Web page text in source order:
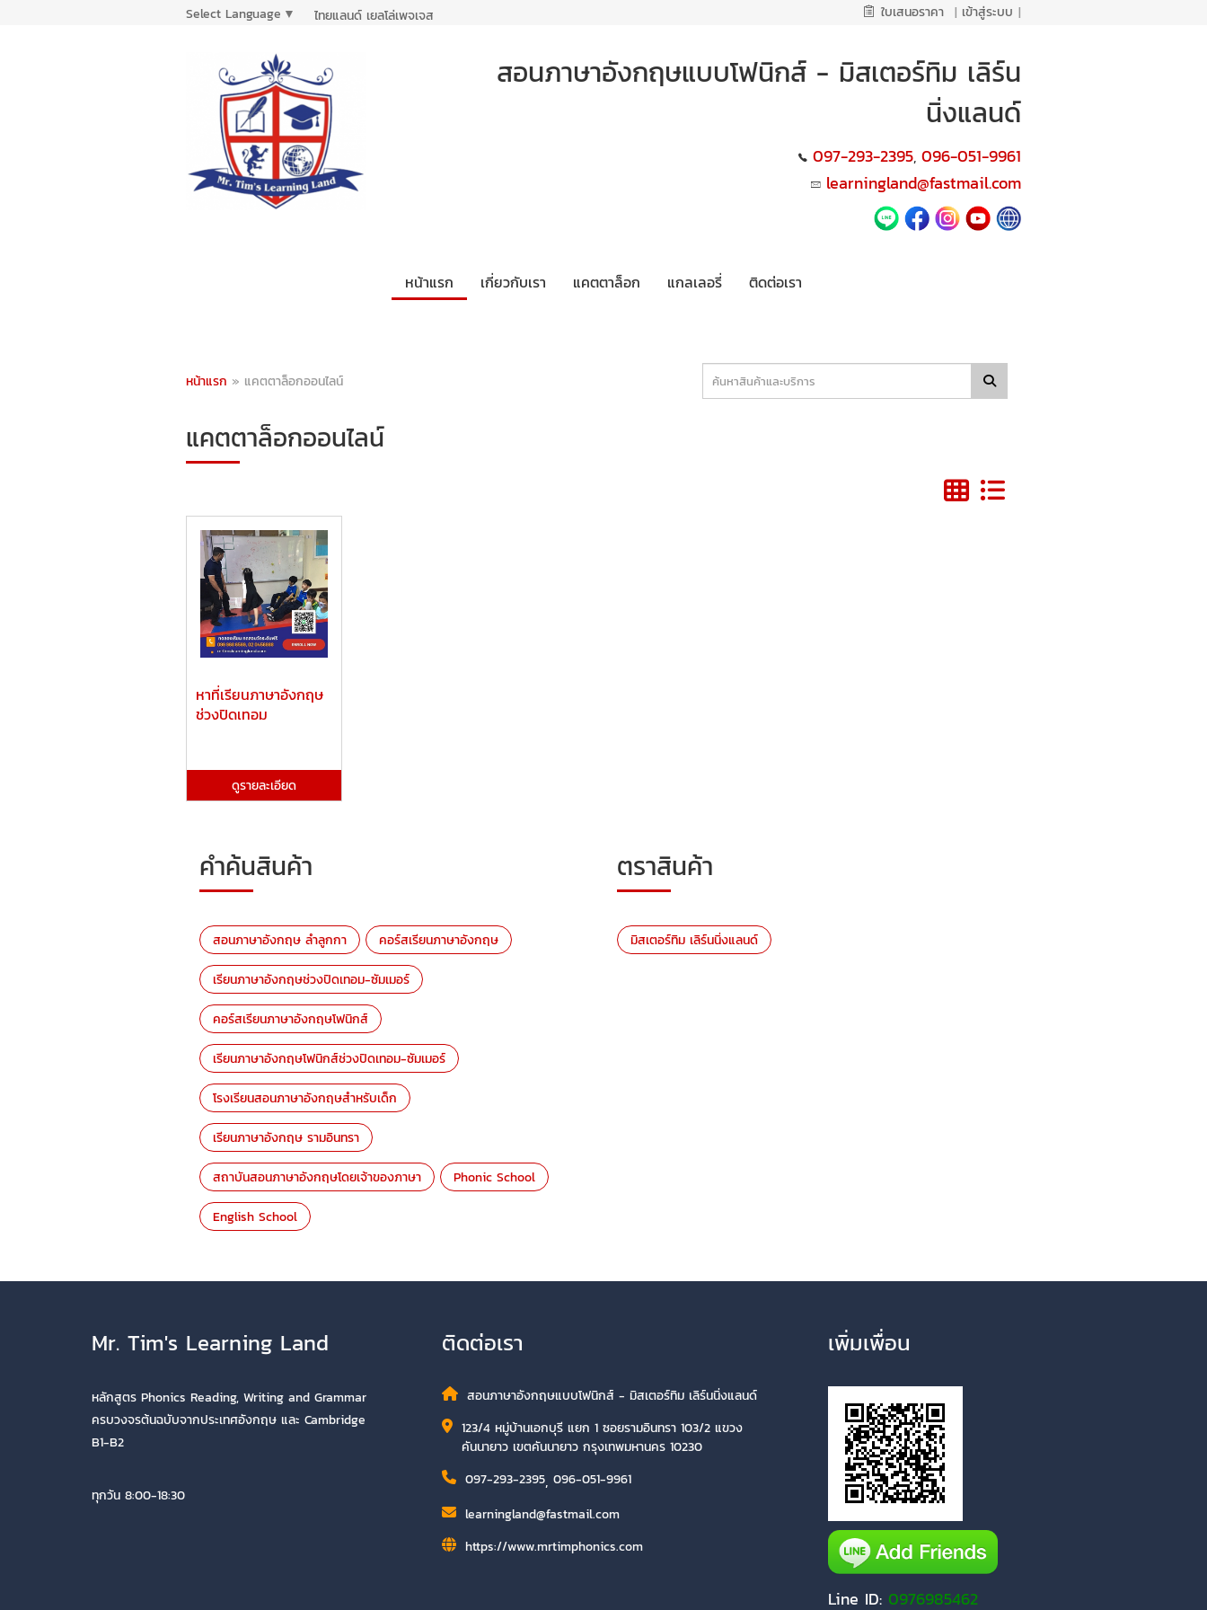
Select Language ▼ ไทยแลนด์ เยลโล่เพจเจส ใบเสนอราคา | เข้าสู่ระบบ |
สอนภาษาอังกฤษแบบโฟนิกส์ - มิสเตอร์ทิม เลิร์น
นิ่งแลนด์
097-293-2395, 096-051-9961
learningland@fastmail.com
หน้าแรก เกี่ยวกับเรา แคตตาล็อก แกลเลอรี่ ติดต่อเรา
หน้าแรก » แคตตาล็อกออนไลน์
แคตตาล็อกออนไลน์
หาที่เรียนภาษาอังกฤษ
ช่วงปิดเทอม
ดูรายละเอียด
คำค้นสินค้า
สอนภาษาอังกฤษ ลำลูกกา คอร์สเรียนภาษาอังกฤษ
เรียนภาษาอังกฤษช่วงปิดเทอม-ซัมเมอร์
คอร์สเรียนภาษาอังกฤษโฟนิกส์
เรียนภาษาอังกฤษโฟนิกส์ช่วงปิดเทอม-ซัมเมอร์
โรงเรียนสอนภาษาอังกฤษสำหรับเด็ก
เรียนภาษาอังกฤษ รามอินทรา
สถาบันสอนภาษาอังกฤษโดยเจ้าของภาษา Phonic School
English School
ตราสินค้า
มิสเตอร์ทิม เลิร์นนิ่งแลนด์
Mr. Tim's Learning Land
หลักสูตร Phonics Reading, Writing and Grammar
ครบวงจรต้นฉบับจากประเทศอังกฤษ และ Cambridge
B1-B2
ทุกวัน 8:00-18:30
ติดต่อเรา
สอนภาษาอังกฤษแบบโฟนิกส์ - มิสเตอร์ทิม เลิร์นนิ่งแลนด์
123/4 หมู่บ้านเอกบุรี แยก 1 ซอยรามอินทรา 103/2 แขวง
คันนายาว เขตคันนายาว กรุงเทพมหานคร 10230
097-293-2395, 096-051-9961
learningland@fastmail.com
https://www.mrtimphonics.com
เพิ่มเพื่อน
Line ID: 0976985462